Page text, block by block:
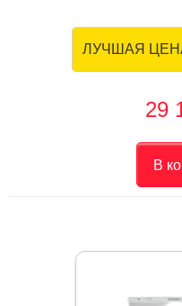
ЛУЧШАЯ
29
В